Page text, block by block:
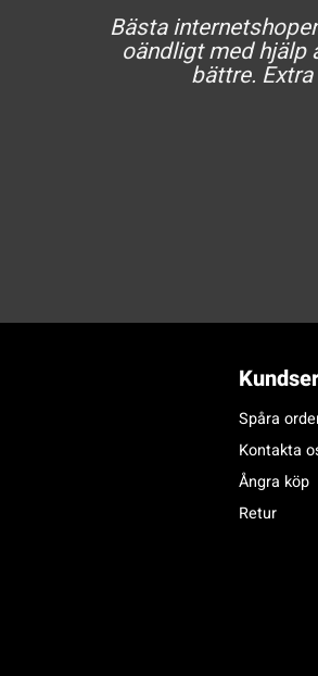
Bästa
oändligt med hjälp
bättre.
Spåra
Kontakta
Ångra köp
Retur